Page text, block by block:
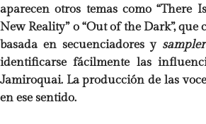
aparecen otros temas como “There
New Reality” o “Out of the Dark”,
basada en secuenciadores y
identificarse fácilmente las
Jamiroquai. La producción de las
en ese sentido.